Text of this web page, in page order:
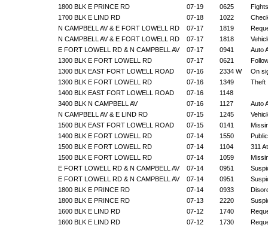
1800 BLK E PRINCE RD
07-19 0625
Fights
1700 BLK E LIND RD
07-18 1022
N CAMPBELL AV & E FORT LOWELL RD
07-17 1819
N CAMPBELL AV & E FORT LOWELL RD
07-17 1818
E FORT LOWELL RD & N CAMPBELL AV
07-17 0941
Auto
1300 BLK E FORT LOWELL RD
07-17 0621
1300 BLK EAST FORT LOWELL ROAD
07-16 2334 W
On
1300 BLK E FORT LOWELL RD
07-16 1349
Theft
1400 BLK EAST FORT LOWELL ROAD
07-16
1148
3400 BLK N CAMPBELL AV
07-16 1127
Auto
N CAMPBELL AV & E LIND RD
07-15 1245
1500 BLK EAST FORT LOWELL ROAD
07-15 0141
1400 BLK E FORT LOWELL RD
07-14 1550
1500 BLK E FORT LOWELL RD
07-14 1104
311
1500 BLK E FORT LOWELL RD
07-14 1059
E FORT LOWELL RD & N CAMPBELL AV
07-14 0951
E FORT LOWELL RD & N CAMPBELL AV
07-14 0951
1800 BLK E PRINCE RD
07-14 0933
1800 BLK E PRINCE RD
07-13 2220
1600 BLK E LIND RD
07-12 1740
1600 BLK E LIND RD
07-12 1730